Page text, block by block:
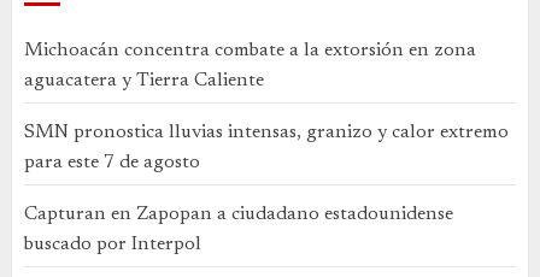
Michoacán concentra combate a la extorsión en zona
aguacatera y Tierra Caliente
SMN pronostica lluvias intensas, granizo y calor extremo
para este 7 de agosto
Capturan en Zapopan a ciudadano estadounidense
buscado por Interpol